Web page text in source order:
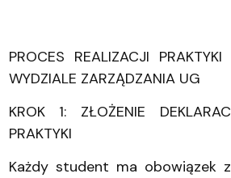
PROCES REALIZACJI
WYDZIALE ZARZĄDZANIA UG
KROK 1: ZŁOŻENIE
PRAKTYKI
Każdy student ma obowiązek